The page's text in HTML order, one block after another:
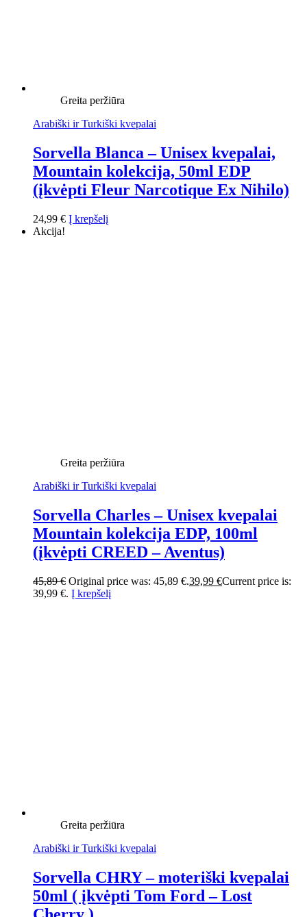
Greita peržiūra
Arabiški ir Turkiški kvepalai
Sorvella Blanca – Unisex kvepalai,
Mountain kolekcija, 50ml EDP
(įkvėpti Fleur Narcotique Ex Nihilo)
24,99 € Į krepšelį
Akcija!
Greita peržiūra
Arabiški ir Turkiški kvepalai
Sorvella Charles – Unisex kvepalai
Mountain kolekcija EDP, 100ml
(įkvėpti CREED – Aventus)
45,89€ Original price was: 45,89 €.39,99 €Current price is:
39,99 €. Į krepšelį
Greita peržiūra
Arabiški ir Turkiški kvepalai
Sorvella CHRY – moteriški kvepalai
50ml ( įkvėpti Tom Ford – Lost